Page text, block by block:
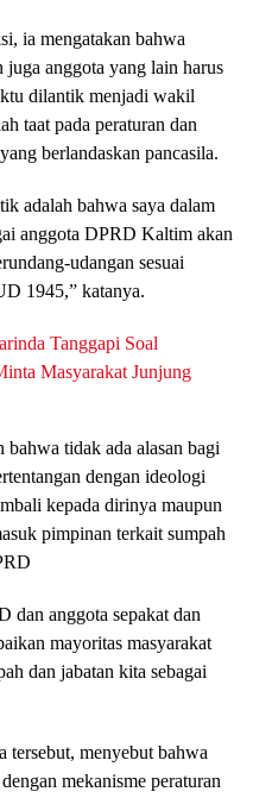
ia mengatakan bahwa
juga anggota yang lain harus
dilantik menjadi wakil
taat pada peraturan dan
berlandaskan pancasila.
adalah bahwa saya dalam
anggota DPRD Kaltim akan
udangan sesuai
1945,” katanya.
Tanggapi Soal
Masyarakat Junjung
bahwa tidak ada alasan bagi
dengan ideologi
kepada dirinya maupun
pimpinan terkait sumpah
dan anggota sepakat dan
mayoritas masyarakat
dan jabatan kita sebagai
tersebut, menyebut bahwa
mekanisme peraturan